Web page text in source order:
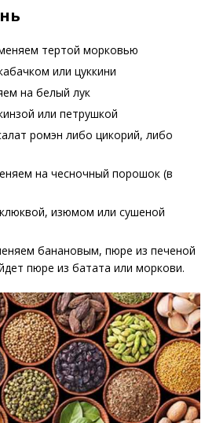
тертой морковью
или цуккини
на белый лук
или петрушкой
ромэн либо цикорий, либо
на чесночный порошок (в
изюмом или сушеной
банановым, пюре из печеной
пюре из батата или моркови.